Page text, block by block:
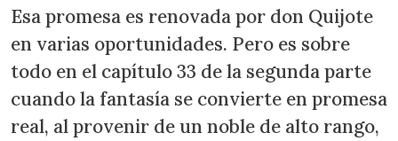
Esa promesa es renovada por don Quijote
en varias oportunidades. Pero es sobre
todo en el capítulo 33 de la segunda parte
cuando la fantasía se convierte en promesa
real, al provenir de un noble de alto rango,